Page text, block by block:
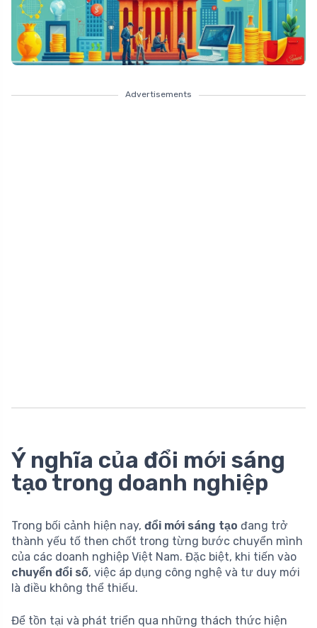
Advertisements
Ý nghĩa của đổi mới sáng
tạo trong doanh nghiệp
Trong bối cảnh hiện nay, đổi mới sáng tạo đang trở
thành yếu tố then chốt trong từng bước chuyển mình
của các doanh nghiệp Việt Nam. Đặc biệt, khi tiến vào
chuyển đổi số, việc áp dụng công nghệ và tư duy mới
là điều không thể thiếu.
Để tồn tại và phát triển qua những thách thức hiện